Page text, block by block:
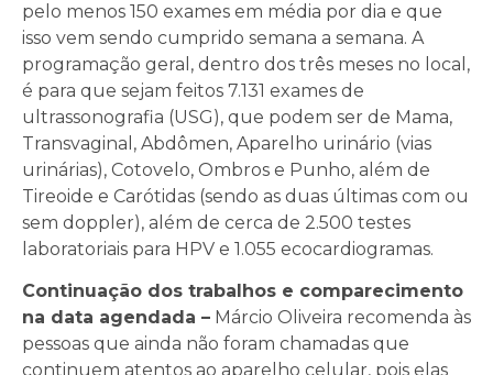
pelo menos 150 exames em média por dia e que
isso vem sendo cumprido semana a semana. A
programação geral, dentro dos três meses no local,
é para que sejam feitos 7.131 exames de
ultrassonografia (USG), que podem ser de Mama,
Transvaginal, Abdômen, Aparelho urinário (vias
urinárias), Cotovelo, Ombros e Punho, além de
Tireoide e Carótidas (sendo as duas últimas com ou
sem doppler), além de cerca de 2.500 testes
laboratoriais para HPV e 1.055 ecocardiogramas.
Continuação dos trabalhos e comparecimento
na data agendada – Márcio Oliveira recomenda às
pessoas que ainda não foram chamadas que
continuem atentos ao aparelho celular, pois elas